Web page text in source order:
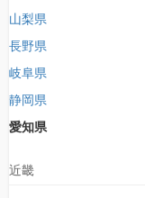
山梨県
長野県
岐阜県
静岡県
愛知県
近畿